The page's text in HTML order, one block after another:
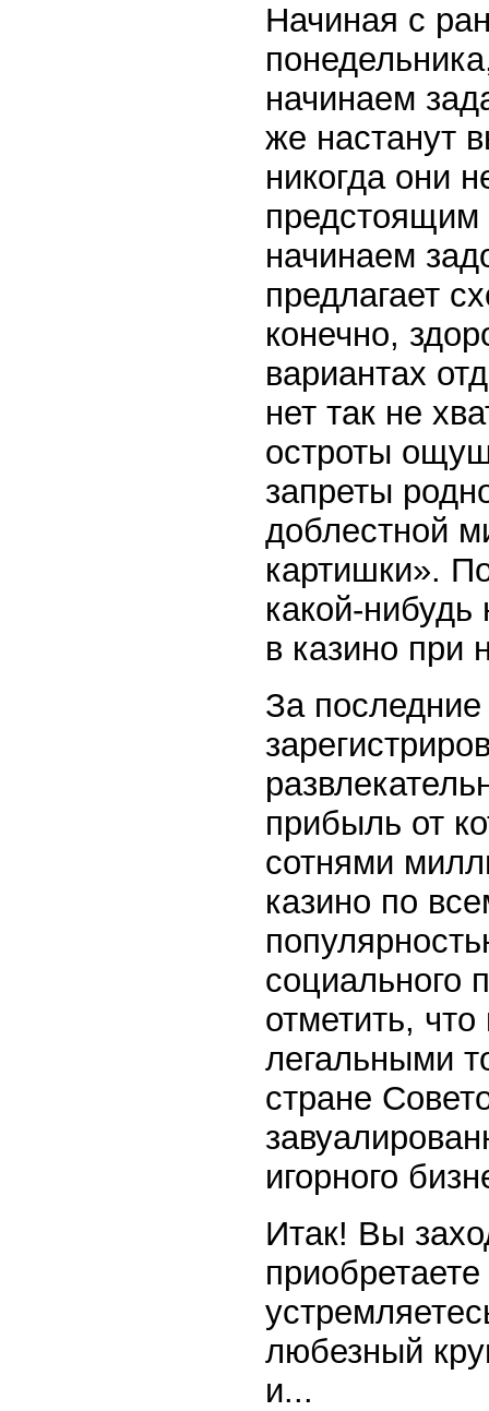
Начиная с
начинаем
же настанут
никогда они
предстоящим
начинаем
предлагает
конечно,
вариантах
нет так не
остроты
запреты
доблестной
картишки».
какой-
в казино при
За
прибыль от
сотнями
казино по
социального
отметить,
легальными
стране
игорного
Итак! Вы
любезный
и...